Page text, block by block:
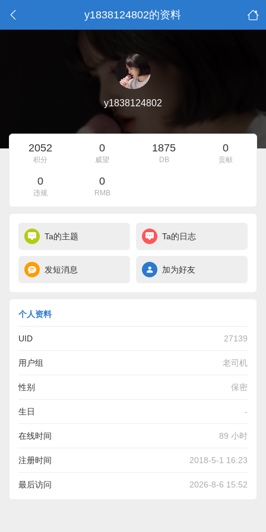
y1838124802的资料
y1838124802
2052
积分
0
威望
1875
DB
0
贡献
0
违规
0
RMB
Ta的主题 Ta的日志
发短消息 加为好友
个人资料
UID 27139
用户组 老司机
性别 保密
生日 -
在线时间 89 小时
注册时间 2018-5-1 16:23
最后访问 2026-8-6 15:52